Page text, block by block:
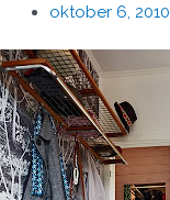
oktober 6, 2010